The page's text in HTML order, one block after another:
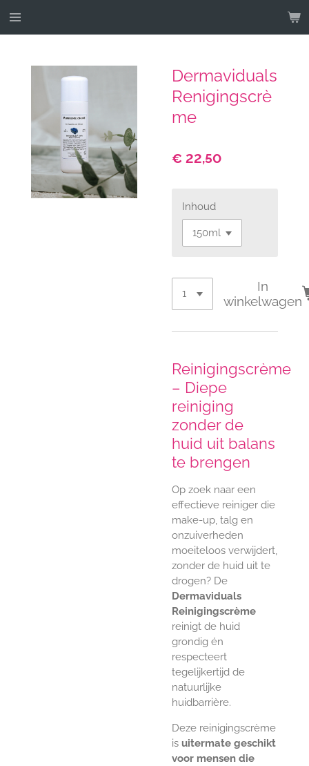
Ga
hoofdinhoud
Dermaviduals
Renigingscrè
me
€ 22,50
Inhoud
In
winkelwagen
Reinigingscrème
– Diepe
reiniging
zonder de
huid uit balans
te brengen
Op zoek naar een
effectieve reiniger die
make-up, talg en
onzuiverheden
moeiteloos verwijdert,
zonder de huid uit te
drogen? De
Dermaviduals
Reinigingscrème
reinigt de huid
grondig én
respecteert
tegelijkertijd de
natuurlijke
huidbarrière.
Deze reinigingscrème
is uitermate geschikt
voor mensen die